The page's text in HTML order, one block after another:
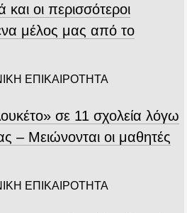
οι περισσότεροι
μέλος μας από το
ΕΠΙΚΑΙΡΟΤΗΤΑ
σε 11 σχολεία λόγω
– Μειώνονται οι μαθητές
ΕΠΙΚΑΙΡΟΤΗΤΑ